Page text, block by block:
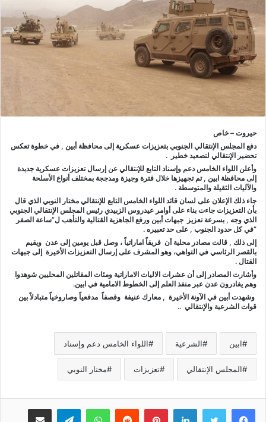
حيروت – خاص
دفع المجلس الإنتقالي الجنوبي بتعزيزات عسكرية إلى محافظة أبين , في خطوة تعكس
تحضير الإنتقالي لتصعيد خطير .
وأعلن اللواء الخامس دعم وإسناد التابع للإنتقالي عن إرسال تعزيزات عسكرية جديدة
إلى محافظة ابين , تم تجهيزها خلال فترة وجيزة ومدججة بمختلف أنواع الأسلحة
والآليات الثقيلة والمتوسطة .
جاء ذلك الإعلان على لسان قائد اللواء الخامس التابع للإنتقالي مختار النوبي الذي قال
بأن التعزيزات جاءت بناء على أوامر عيدروس الزبيدي رئيس المجلس الإنتقالي الجنوبي
الذي وجه , بسرعة تعزيز جبهات أبين ورفع الجاهزية القتالية والتأهب ل”ساعة الصفر
“في كل حدود الجنوب , على حد تعبيره .
إلى ذلك , قالت مصادر محلية أن فريقاً اماراتياً ، وصل قبل يومين إلى عدن ويقيم
بالقصر الرئاسي في التواهي، وهو المشرف على إرسال التعزيزات الأخيرة إلى جبهات
القتال .
وأشارت المصادر إلى أن عشرات الاليات الاماراتية ومئات المقاتلين المحليين شوهدوا
وهم يغادرون عدن عبر منفذ العلم إلى الخطوط الامامية في ابين.
وشهدت أبين في الآونة الأخيرة , معارك عنيفة وقصفاً مدفعياً وصاروخياً متبادلاً بين
قوات الشرعية والإنتقالي ..
ابين الشرعية اللواء الخامس دعم وإسناد
المجلس الإنتقالي تعزيزات مختار النوبي
لينكدإنبينتيريست واتسابتيلقرام مشاركة عبر البريد